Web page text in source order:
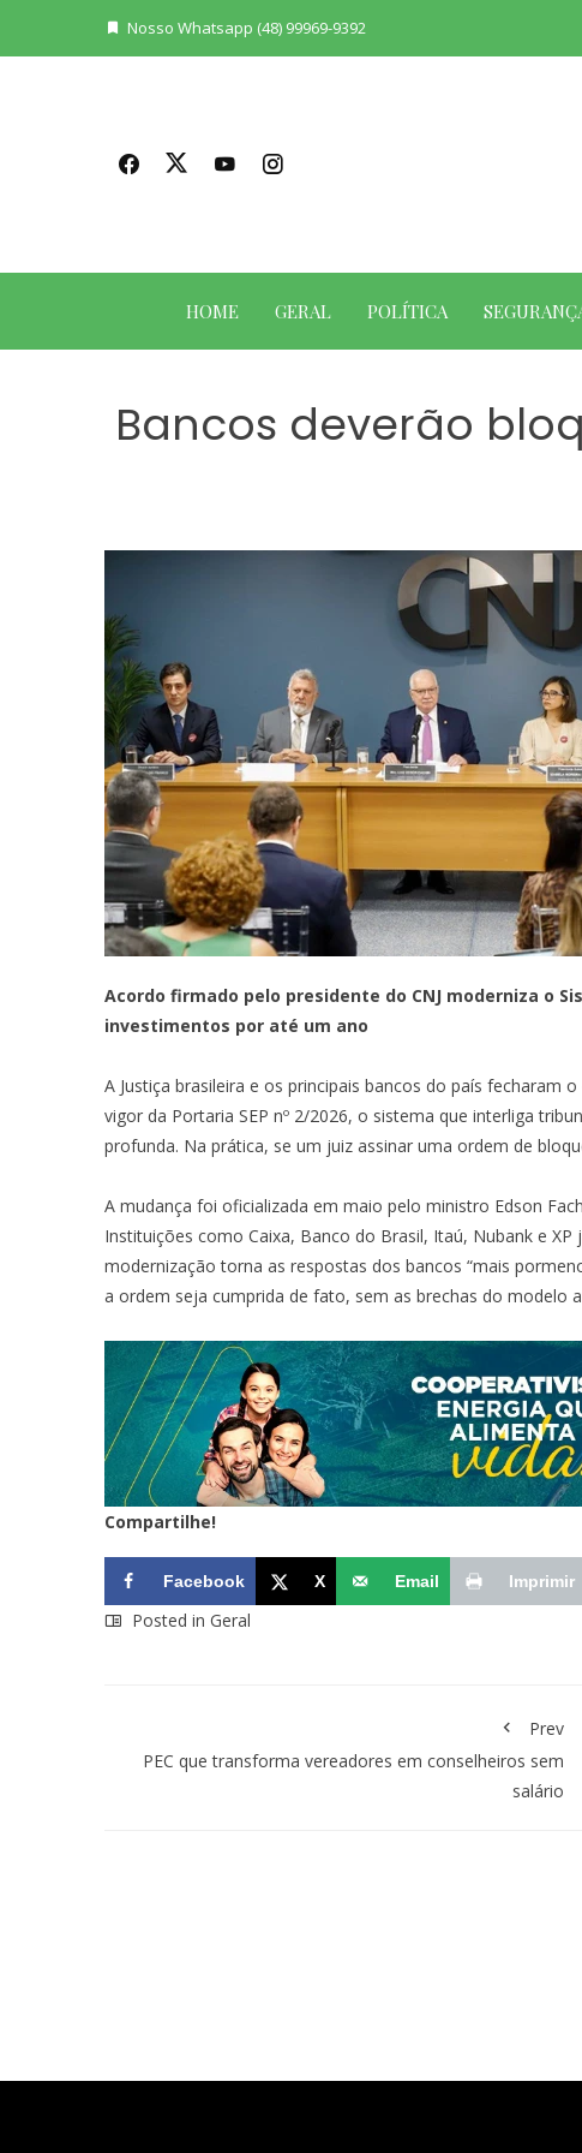
Nosso Whatsapp (48) 99969-9392
HOME GERAL POLÍTICA
Bancos deverão
Acordo firmado pelo presidente do CNJ moderniza o
investimentos por até um ano
A Justiça brasileira e os principais bancos do país fecharam
vigor da Portaria SEP nº 2/2026, o sistema que interliga
profunda. Na prática, se um juiz assinar uma ordem de
A mudança foi oficializada em maio pelo ministro Edson
Instituições como Caixa, Banco do Brasil, Itaú, Nubank e
modernização torna as respostas dos bancos “mais
a ordem seja cumprida de fato, sem as brechas do modelo
Compartilhe!
Facebook X Email Imprimir
Posted in Geral
Prev
PEC que transforma vereadores em conselheiros sem
salário